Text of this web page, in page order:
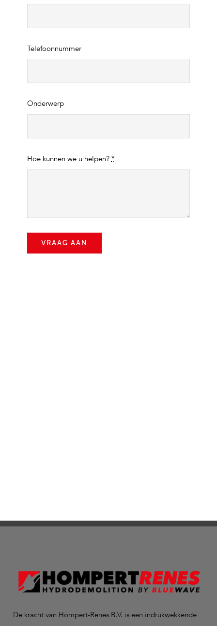
Telefoonnummer
Onderwerp
Hoe kunnen we u helpen?*
VRAAG AAN
De kracht van Hompert-Renes B.V. is een indrukwekkende